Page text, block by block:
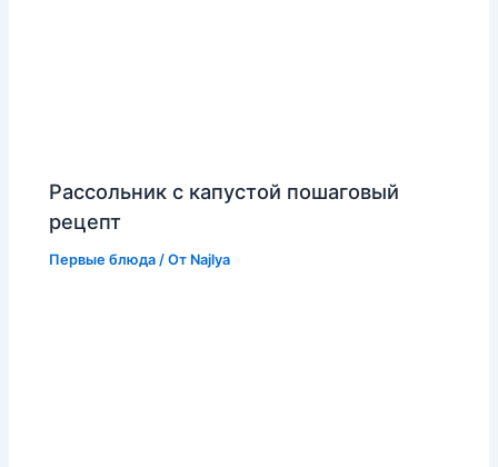
Рассольник с капустой пошаговый
рецепт
Первые блюда / От Najlya